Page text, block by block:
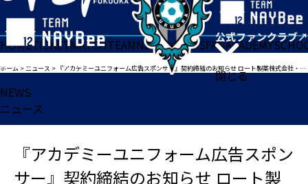
閉じる
HOMETICKETMATCHTEAMNEWSGOODSFANACADEMY
ホーム >ニュース > 『アカデミーユニフォーム広告スポンサー』契約締結のお知らせ ロート製薬株式会社・代々木ゼミナール福岡校
NEWS
ニュース
『アカデミーユニフォーム広告スポン
サー』契約締結のお知らせ ロート製